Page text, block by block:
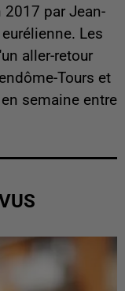
par Jean-
Les
aller-retour
Tours et
semaine entre